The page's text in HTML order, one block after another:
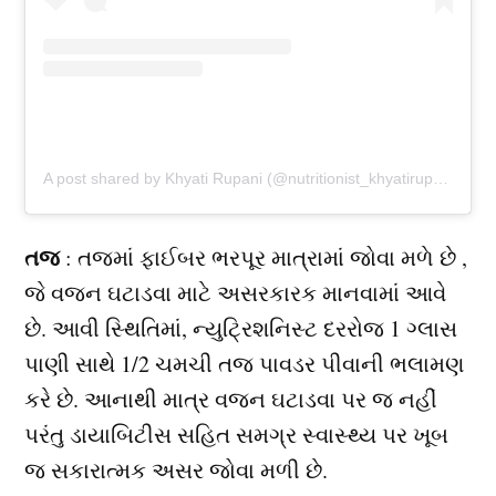
A post shared by Khyati Rupani (@nutritionist_khyatirupani)
તજ: તજમાં ફાઈબર ભરપૂર માત્રામાં જોવા મળે છે ,
જે વજન ઘટાડવા માટે અસરકારક માનવામાં આવે
છે. આવી સ્થિતિમાં, ન્યુટ્રિશનિસ્ટ દરરોજ 1 ગ્લાસ
પાણી સાથે 1/2 ચમચી તજ પાવડર પીવાની ભલામણ
કરે છે. આનાથી માત્ર વજન ઘટાડવા પર જ નહીં
પરંતુ ડાયાબિટીસ સહિત સમગ્ર સ્વાસ્થ્ય પર ખૂબ
જ સકારાત્મક અસર જોવા મળી છે.